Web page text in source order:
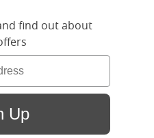
find out about
Up